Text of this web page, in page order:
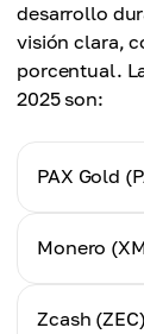
desarrollo
visión clara,
porcentual.
2025 son:
PAX Gold
Precio el 1
Precio el 1
Monero
Precio el 1 de
Zcash (ZEC)